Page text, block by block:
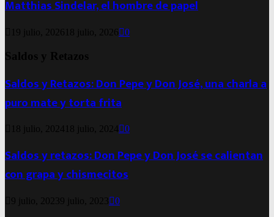
Matthias Sindelar, el hombre de papel
19 julio, 2026 18 julio, 2026 0
Saldos y Retazos
Saldos y Retazos: Don Pepe y Don José, una charla a
puro mate y torta frita
18 julio, 2024 18 julio, 2024 0
Saldos y retazos: Don Pepe y Don José se calientan
con grapa y chismecitos
9 julio, 20239 julio, 2023 0